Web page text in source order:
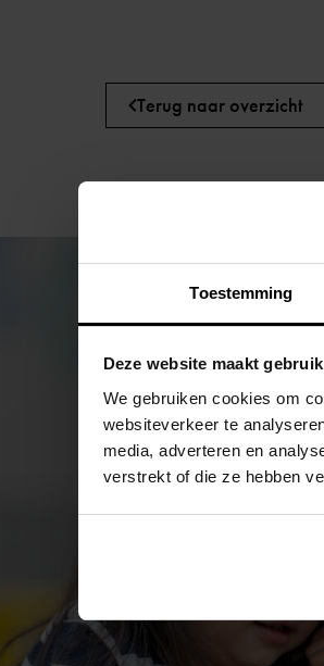
Toestemming
Deze website maakt
We gebruiken cookies om
websiteverkeer te
media, adverteren en
verstrekt of die ze hebben
Terug naar overzicht